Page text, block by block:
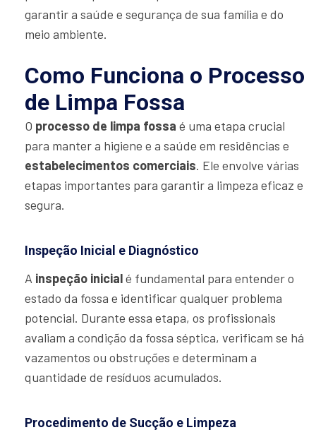
garantir a saúde e segurança de sua família e do
meio ambiente.
Como Funciona o Processo
de Limpa Fossa
O processo de limpa fossa é uma etapa crucial
para manter a higiene e a saúde em residências e
estabelecimentos comerciais. Ele envolve várias
etapas importantes para garantir a limpeza eficaz e
segura.
Inspeção Inicial e Diagnóstico
A inspeção inicialé fundamental para entender o
estado da fossa e identificar qualquer problema
potencial. Durante essa etapa, os profissionais
avaliam a condição da fossa séptica, verificam se há
vazamentos ou obstruções e determinam a
quantidade de resíduos acumulados.
Procedimento de Sucção e Limpeza